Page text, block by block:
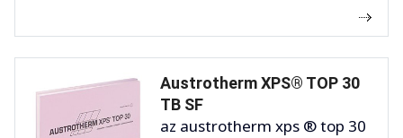
Austrotherm XPS® TOP 30
TB SF
az austrotherm xps ® top 30